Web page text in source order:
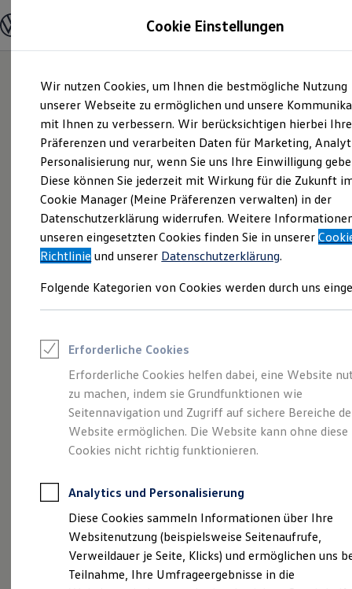
Hauptinhalt
springen
Footer
springen
Modelle und Konfigurator
Modelle vergleichen
Elektroautos
ENERGY Sondermodelle
Nutzfahrzeuge
SUV und CUV
Familienautos
Kombis
Kompaktwagen
Sportwagen
Schnell verfügbare Fahrzeuge
Angebote und Produkte
Aktuelle Angebote
E-Auto-Förderung
Volkswagen Marktplatz
Junge Gebrauchtwagen und Gebrauchtwagen
Saisonangebote
Leasing
Leasing-Angebote
Gebrauchtwagen Leasing
Junge Gebrauchtwagen-Leasing
Elektroauto Leasing
Kleinwagen-Leasing
Leasing ohne Anzahlung
Autokredit mit Schlussrate
Versicherungen und Garantien
Kfz-Versicherung
Restschuldversicherungen
Garantien
Wartungsverträge
Geschäftskunden
Professional Class bei Volkswagen
Sportlich, edel,
elegant:der Touareg
Cookie Einstellungen
Wir nutzen Cookies, um Ihnen die bestmögliche Nutzung
unserer Webseite zu ermöglichen und unsere
mit Ihnen zu verbessern. Wir berücksichtigen hierbei Ihre
Präferenzen und verarbeiten Daten für Marketing,
Personalisierung nur, wenn Sie uns Ihre Einwilligung
Diese können Sie jederzeit mit Wirkung für die Zukunft
Cookie Manager (Meine Präferenzen verwalten) in der
Datenschutzerklärung widerrufen. Weitere
unseren eingesetzten Cookies finden Sie in unserer
Richtlinie und unserer Datenschutzerklärung.
Folgende Kategorien von Cookies werden durch uns
Erforderliche Cookies
Erforderliche Cookies helfen dabei, eine Website
zu machen, indem sie Grundfunktionen wie
Seitennavigation und Zugriff auf sichere Bereiche
Website ermöglichen. Die Website kann ohne diese
Cookies nicht richtig funktionieren.
Analytics und Personalisierung
Diese Cookies sammeln Informationen über Ihre
Websitenutzung (beispielsweise Seitenaufrufe,
Verweildauer je Seite, Klicks) und ermöglichen uns
Teilnahme, Ihre Umfrageergebnisse in die